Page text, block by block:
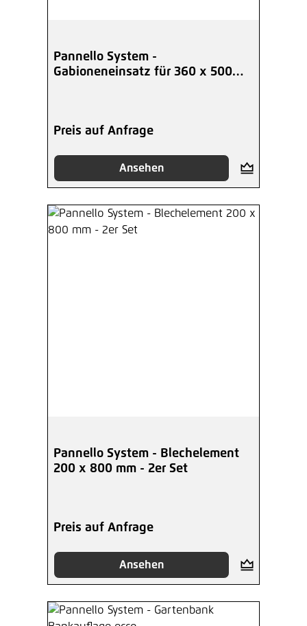
Pannello System -
Gabioneneinsatz für 360 x 500
Preis auf Anfrage
Ansehen
Pannello System - Blechelement
200 x 800 mm - 2er Set
Preis auf Anfrage
Ansehen